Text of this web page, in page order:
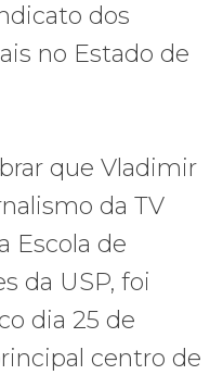
dos
no Estado de
que Vladimir
da TV
Escola de
da USP, foi
dia 25 de
centro de